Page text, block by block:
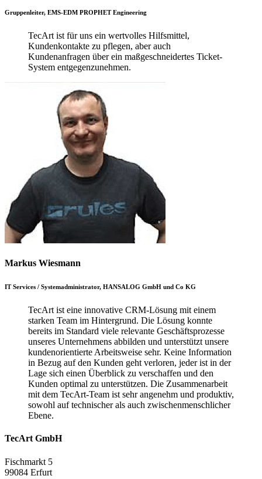
Gruppenleiter, EMS-EDM PROPHET Engineering
TecArt ist für uns ein wertvolles Hilfsmittel,
Kundenkontakte zu pflegen, aber auch
Kundenanfragen über ein maßgeschneidertes Ticket-
System entgegenzunehmen.
Markus Wiesmann
IT Services / Systemadministrator, HANSALOG GmbH und Co KG
TecArt ist eine innovative CRM-Lösung mit einem
starken Team im Hintergrund. Die Lösung konnte
bereits im Standard viele relevante Geschäftsprozesse
unseres Unternehmens abbilden und unterstützt unsere
kundenorientierte Arbeitsweise sehr. Keine Information
in Bezug auf den Kunden geht verloren, jeder ist in der
Lage sich einen Überblick zu verschaffen und den
Kunden optimal zu unterstützen. Die Zusammenarbeit
mit dem TecArt-Team ist sehr angenehm und produktiv,
sowohl auf technischer als auch zwischenmenschlicher
Ebene.
TecArt GmbH
Fischmarkt 5
99084 Erfurt